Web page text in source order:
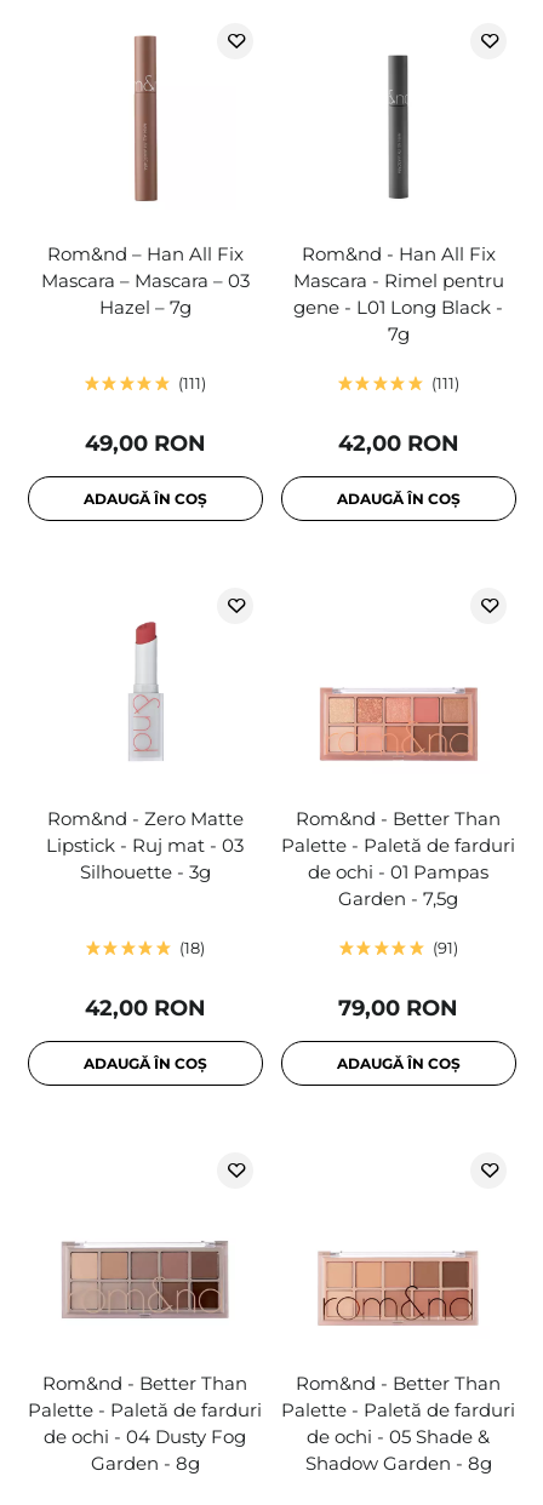
Rom&nd – Han All Fix
Mascara – Mascara – 03
Hazel – 7g
111
49,00 RON
ADAUGĂ ÎN COȘ
Rom&nd - Han All Fix
Mascara - Rimel pentru
gene - L01 Long Black -
7g
111
42,00 RON
ADAUGĂ ÎN COȘ
Rom&nd - Zero Matte
Lipstick - Ruj mat - 03
Silhouette - 3g
18
42,00 RON
ADAUGĂ ÎN COȘ
Rom&nd - Better Than
Palette - Paletă de farduri
de ochi - 01 Pampas
Garden - 7,5g
91
79,00 RON
ADAUGĂ ÎN COȘ
Rom&nd - Better Than
Palette - Paletă de farduri
de ochi - 04 Dusty Fog
Garden - 8g
Rom&nd - Better Than
Palette - Paletă de farduri
de ochi - 05 Shade &
Shadow Garden - 8g